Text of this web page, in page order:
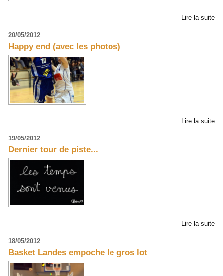
Lire la suite
20/05/2012
Happy end (avec les photos)
Lire la suite
19/05/2012
Dernier tour de piste...
Lire la suite
18/05/2012
Basket Landes empoche le gros lot